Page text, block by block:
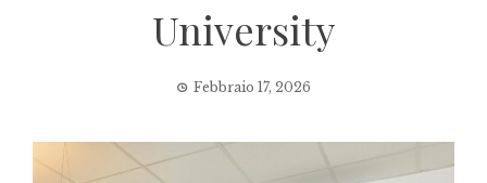
University
Febbraio 17, 2026